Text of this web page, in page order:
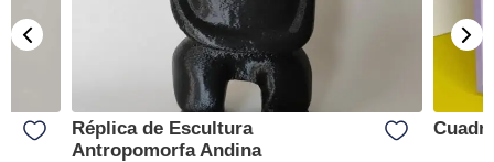
Réplica de Escultura
Antropomorfa Andina